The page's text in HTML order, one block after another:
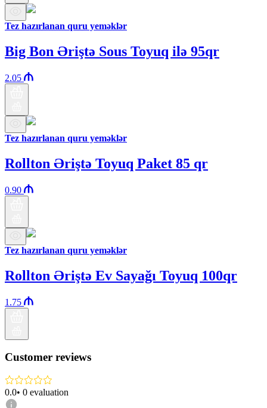
Tez hazırlanan quru yeməklər
Big Bon Əriştə Sous Toyuq ilə 95qr
2.05
Tez hazırlanan quru yeməklər
Rollton Əriştə Toyuq Paket 85 qr
0.90
Tez hazırlanan quru yeməklər
Rollton Əriştə Ev Sayağı Toyuq 100qr
1.75
Customer reviews
0.0• 0 evaluation